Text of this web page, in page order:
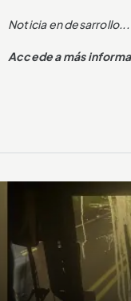
Noticia en desarrollo...
Accede a más